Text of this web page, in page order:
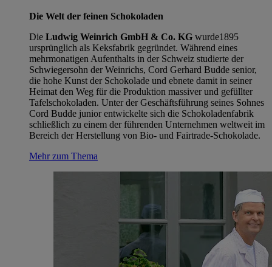
Die Welt der feinen Schokoladen
Die Ludwig Weinrich GmbH & Co. KG wurde1895
ursprünglich als Keksfabrik gegründet. Während eines
mehrmonatigen Aufenthalts in der Schweiz studierte der
Schwiegersohn der Weinrichs, Cord Gerhard Budde senior,
die hohe Kunst der Schokolade und ebnete damit in seiner
Heimat den Weg für die Produktion massiver und gefüllter
Tafelschokoladen. Unter der Geschäftsführung seines Sohnes
Cord Budde junior entwickelte sich die Schokoladenfabrik
schließlich zu einem der führenden Unternehmen weltweit im
Bereich der Herstellung von Bio- und Fairtrade-Schokolade.
Mehr zum Thema